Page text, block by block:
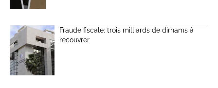
Fraude fiscale: trois milliards de dirhams à
recouvrer